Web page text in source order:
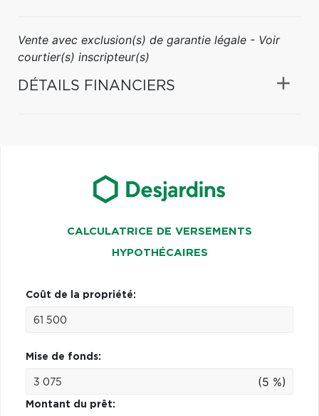
Vente avec exclusion(s) de garantie légale - Voir
courtier(s) inscripteur(s)
DÉTAILS FINANCIERS
CALCULATRICE DE VERSEMENTS
HYPOTHÉCAIRES
Coût de la propriété:
Mise de fonds:
(5 %)
Montant du prêt: